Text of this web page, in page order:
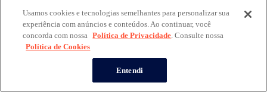
Usamos cookies e tecnologias semelhantes para personalizar sua
experiência com anúncios e conteúdos. Ao continuar, você
concorda com nossa Política de Privacidade. Consulte nossa
Política de Cookies
Entendi